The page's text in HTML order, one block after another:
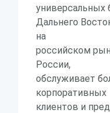
универсальных
Дальнего
на
российском
России,
обслуживает
корпоративных
клиентов и